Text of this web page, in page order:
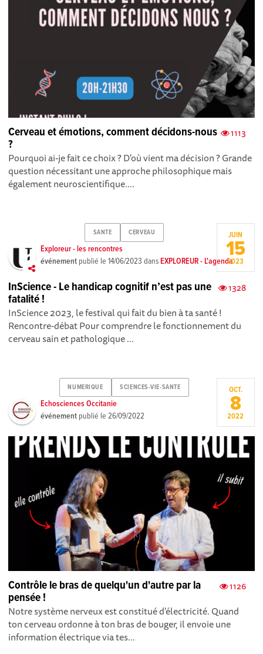
1113
Cerveau et émotions, comment décidons-nous
?
Pourquoi ai-je fait ce choix ? D'où vient ma décision ? Grande
question nécessitant une approche philosophique mais
également neuroscientifique....
SANTE CERVEAU
Exploreur - les rencontres
événement publié le14/06/2023 dansEXPLOREUR - L'agenda
JUIN
15
2023
1328
InScience - Le handicap cognitif n’est pas une
fatalité !
InScience 2023, le festival qui fait du bien à ta santé !
Rencontre-débat Pour comprendre le fonctionnement du
cerveau sain et pathologique ...
NUMERIQUE SCIENCES-VIE-SANTE
Echosciences Occitanie
événement publié le26/09/2022
OCT.
8
2022
1126
Contrôle le bras de quelqu'un d'autre par la
pensée !
Notre système nerveux est constitué d'électricité. Quand
ton cerveau ordonne à ton bras de bouger, il envoie une
information électrique via tes...